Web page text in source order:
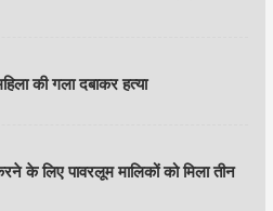
की गला दबाकर हत्या
के लिए पावरलूम मालिकों को मिला तीन